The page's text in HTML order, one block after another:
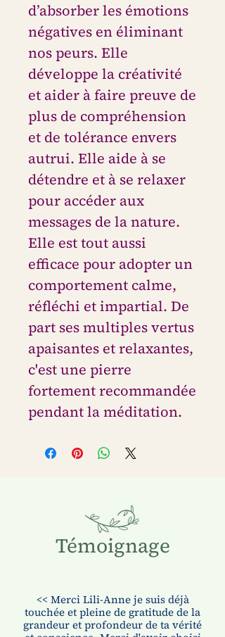
d’absorber les émotions
négatives en éliminant
nos peurs. Elle
développe la créativité
et aider à faire preuve de
plus de compréhension
et de tolérance envers
autrui. Elle aide à se
détendre et à se relaxer
pour accéder aux
messages de la nature.
Elle est tout aussi
efficace pour adopter un
comportement calme,
réfléchi et impartial. De
part ses multiples vertus
apaisantes et relaxantes,
c'est une pierre
fortement recommandée
pendant la méditation.
Témoignage
​<< Merci Lili-Anne je suis déjà
touchée et pleine de gratitude de la
grandeur et profondeur de ta vérité